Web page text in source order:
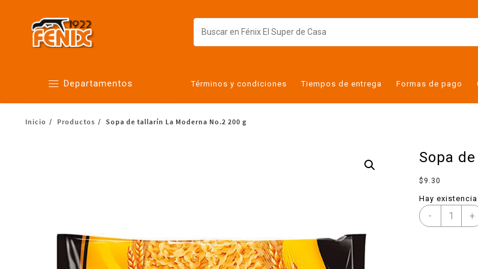
Departamentos
Alimentos
Cuidado personal
Términos y condiciones Tiempos de entrega Formas de pago
Inicio Productos Sopa de tallarín La Moderna No.2 200 g
Sopa
$ 9.30
Hay
- +